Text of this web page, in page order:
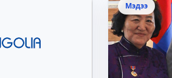
Мэдээ